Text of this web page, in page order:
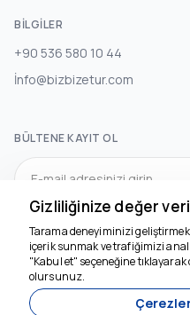
BILGILER
+90 536 580 10 44
İnfo@bizbizetur.com
BÜLTENE KAYIT OL
SOSYAL MEDYA
Gizliliğinize değer
Tarama deneyiminizi
içerik sunmak ve trafiğimizi
"Kabul et" seçeneğine
olursunuz.